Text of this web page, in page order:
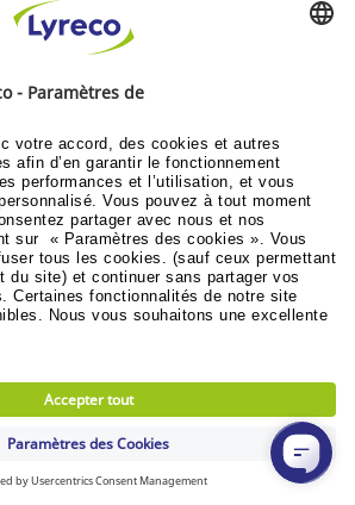
les vidéos
© Lyreco 2024
de vente|Conditions
|Conditions de retours
Settings|Plan du site